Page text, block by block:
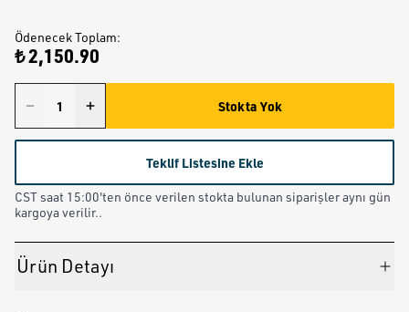
Ödenecek Toplam:
₺ 2,150.90
Stokta Yok
Teklif Listesine Ekle
CST saat 15:00'ten önce verilen stokta bulunan siparişler aynı gün
kargoya verilir..
Ürün Detayı